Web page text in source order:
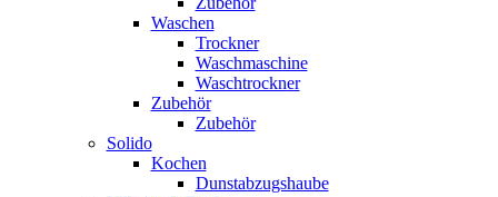
Waschen
Trockner
Waschmaschine
Waschtrockner
Zubehör
Zubehör
Solido
Kochen
Dunstabzugshaube